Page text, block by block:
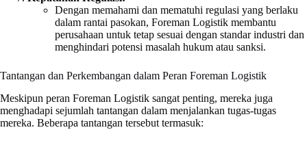
Dengan memahami dan mematuhi regulasi yang berlaku
dalam rantai pasokan, Foreman Logistik membantu
perusahaan untuk tetap sesuai dengan standar industri dan
menghindari potensi masalah hukum atau sanksi.
Tantangan dan Perkembangan dalam Peran Foreman Logistik
Meskipun peran Foreman Logistik sangat penting, mereka juga
menghadapi sejumlah tantangan dalam menjalankan tugas-tugas
mereka. Beberapa tantangan tersebut termasuk: